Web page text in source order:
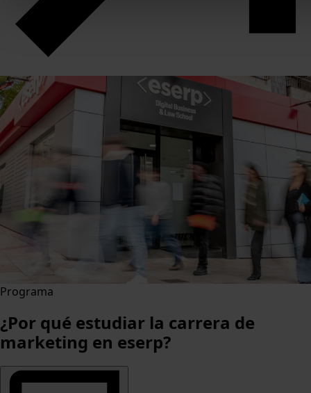
Programa
¿Por qué estudiar la carrera de
marketing en eserp?